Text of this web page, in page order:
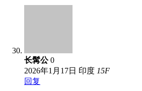
长髯公 0
2026年1月17日 印度 15F
回复